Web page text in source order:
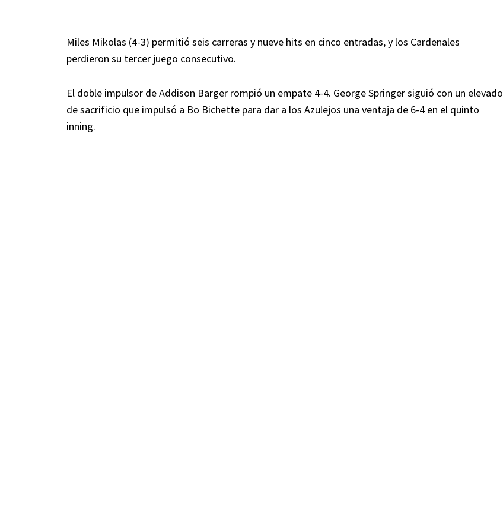
Miles Mikolas (4-3) permitió seis carreras y nueve hits en cinco entradas, y los Cardenales
perdieron su tercer juego consecutivo.
El doble impulsor de Addison Barger rompió un empate 4-4. George Springer siguió con un elevado
de sacrificio que impulsó a Bo Bichette para dar a los Azulejos una ventaja de 6-4 en el quinto
inning.